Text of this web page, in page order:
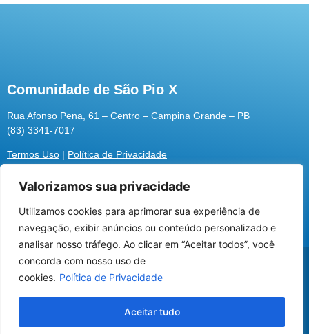
Utilizamos cookies para oferecer melhor
experiência, melhorar o desempenho, analisar
como você interage em nosso site e
personalizar conteúdo.
Valorizamos sua privacidade
Utilizamos cookies para aprimorar sua experiência de
navegação, exibir anúncios ou conteúdo personalizado e
analisar nosso tráfego. Ao clicar em “Aceitar todos”, você
concorda com nosso uso de
cookies. Política de Privacidade
Aceitar tudo
Comunidade de São Pio X
Rua Afonso Pena, 61 – Centro – Campina Grande – PB
(83) 3341-7017
Termos Uso | Política de Privacidade
@2026 Associação Carismática Católica São Pio X
Desenvolvido pelaROX